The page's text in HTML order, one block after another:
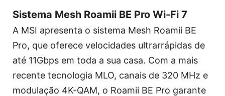
Sistema Mesh Roamii BE Pro Wi-Fi 7
A MSI apresenta o sistema Mesh Roamii BE
Pro, que oferece velocidades ultrarrápidas de
até 11Gbps em toda a sua casa. Com a mais
recente tecnologia MLO, canais de 320 MHz e
modulação 4K-QAM, o Roamii BE Pro garante